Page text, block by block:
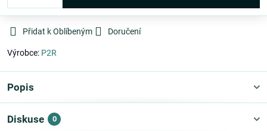
Přidat k Oblíbeným Doručení
Výrobce: P2R
Popis
Diskuse 0